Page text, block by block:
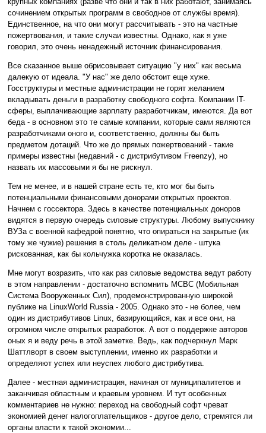
сочинением открытых программ в свободное от службы время).
Единственное, на что они могут рассчитывать - это на частные
пожертвования, и такие случаи известны. Однако, как я уже
говорил, это очень ненадежный источник финансирования.
Все сказанное выше обрисовывает ситуацию "у них" как весьма
далекую от идеала. "У нас" же дело обстоит еще хуже.
Госструктуры и местные администрации не горят желанием
вкладывать деньги в разработку свободного софта. Компании IT-
сферы, выплачивающие зарплату разработчикам, имеются. Да вот
беда - в основном это те самые компании, которые сами являются
разработчиками оного и, соответственно, должны бы быть
предметом дотаций. Что же до прямых пожертвований - такие
примеры известны (недавний - с дистрибутивом Freenzy), но
назвать их массовыми я бы не рискнул.
Тем не менее, и в нашей стране есть те, кто мог бы быть
потенциальными финансовыми донорами открытых проектов.
Начнем с госсектора. Здесь в качестве потенциальных доноров
видятся в первую очередь силовые структуры. Любому выпускнику
ВУЗа с военной кафедрой понятно, что опираться на закрытые (ик
тому же чужие) решения в столь деликатном деле - штука
рискованная, как бы кольчужка коротка не оказалась.
Мне могут возразить, что как раз силовые ведомства ведут работу
в этом направлении - достаточно вспомнить МСВС (Мобильная
Система Вооруженных Сил), продемонстрированную широкой
публике на LinuxWorld Russia - 2005. Однако это - не более, чем
один из дистрибутивов Linux, базирующийся, как и все они, на
огромном числе открытых разработок. А вот о поддержке авторов
оных я и веду речь в этой заметке. Ведь, как подчеркнул Марк
Шаттлворт в своем выступлении, именно их разработки и
определяют успех или неуспех любого дистрибутива.
Далее - местная администрация, начиная от муниципалитетов и
заканчивая областным и краевым уровнем. И тут особенных
комментариев не нужно: переход на свободный софт чреват
экономией денег налогоплательщиков - другое дело, стремятся ли
органы власти к такой экономии...